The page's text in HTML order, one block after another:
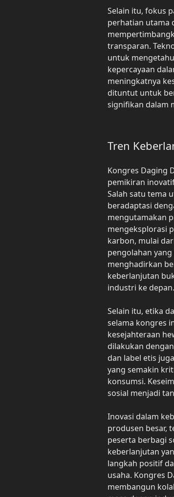
Selain itu, fokus
perhatian utama
transparan.
untuk
kepercayaan
meningkatnya
dituntut untuk
signifikan dalam
Tren
Kongres Daging
pemikiran
Salah satu tema
beradaptasi
mengutamakan
mengeksplorasi
karbon, mulai
pengolahan
menghadirkan
keberlanjutan
industri ke depan.
Selain itu, etika
selama kongres
kesejahteraan
dilakukan
dan label etis
yang semakin
konsumsi.
sosial menjadi
Inovasi dalam
produsen besar,
peserta berbagi
keberlanjutan
langkah positif
usaha. Kongres
membangun